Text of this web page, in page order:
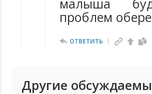
малыша
проблем
ОТВЕТИТЬ
Другие